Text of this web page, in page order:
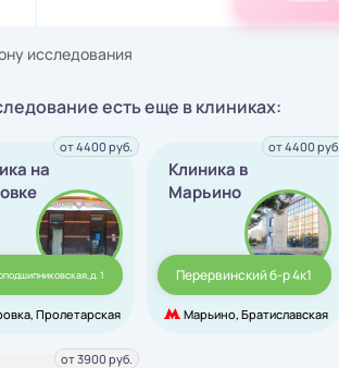
исследования
есть еще в клиниках:
на
1
Пролетарская
от 4400 руб.
Клиника в
Марьино
Перервинский б-р 4к1
Марьино, Братиславская
от 4400 руб.
от 3900 руб.